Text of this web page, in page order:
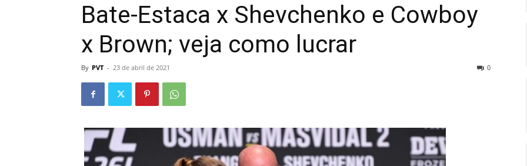
Bate-Estaca x Shevchenko e Cowboy
x Brown; veja como lucrar
By PVT - 23 de abril de 2021 0